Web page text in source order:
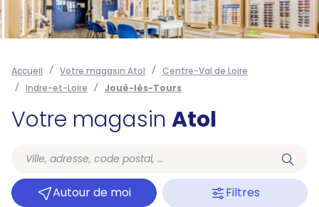
Accueil Votre magasin Atol
Centre-Val de Loire
Indre-et-Loire
Joué-lès-Tours
Votre magasin Atol
Autour de moi Filtres